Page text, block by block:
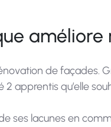
de façades.
2 apprentis qu’elle
ses lacunes en